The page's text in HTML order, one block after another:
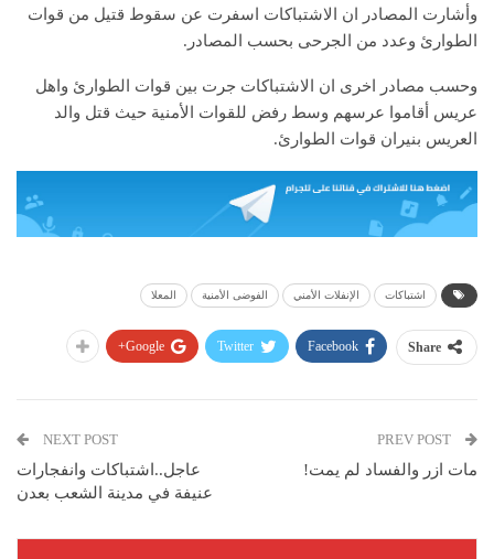
وأشارت المصادر ان الاشتباكات اسفرت عن سقوط قتيل من قوات
الطوارئ وعدد من الجرحى بحسب المصادر.
وحسب مصادر اخرى ان الاشتباكات جرت بين قوات الطوارئ واهل
عريس أقاموا عرسهم وسط رفض للقوات الأمنية حيث قتل والد
العريس بنيران قوات الطوارئ.
اشتباكات الإنفلات الأمني الفوضى الأمنية المعلا
Share
Facebook
Twitter
Google+
مات ازر والفساد لم يمت!
NEXT POST
عاجل..اشتباكات وانفجارات
عنيفة في مدينة الشعب بعدن